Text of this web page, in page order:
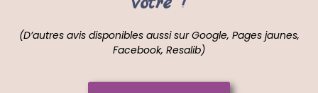
(D’autres avis disponibles aussi sur Google, Pages jaunes,
Facebook, Resalib)